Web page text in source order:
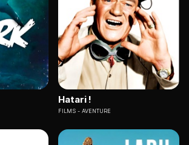
Hatari !
FILMS AVENTURE